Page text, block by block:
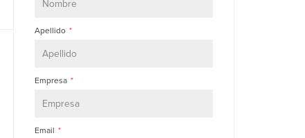
Apellido
Empresa
Email